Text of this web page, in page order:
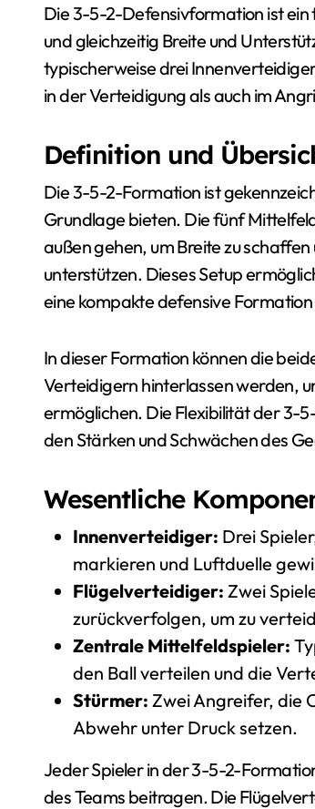
Die 3-5-2-Defensivformation ist ein
und gleichzeitig Breite und
typischerweise drei
in der Verteidigung als auch im
Definition und
Die 3-5-2-Formation ist
Grundlage bieten. Die fünf
außen gehen, um Breite zu
unterstützen. Dieses Setup
eine kompakte defensive
In dieser Formation können die
Verteidigern hinterlassen werden,
ermöglichen. Die Flexibilität der 3-
den Stärken und Schwächen des
Wesentliche
Innenverteidiger: Drei
markieren und Luftduelle
Flügelverteidiger: Zwei
zurückverfolgen, um zu
Zentrale Mittelfeldspieler:
den Ball verteilen und die
Stürmer: Zwei Angreifer, die
Abwehr unter Druck setzen.
Jeder Spieler in der 3-5-2-
des Teams beitragen. Die